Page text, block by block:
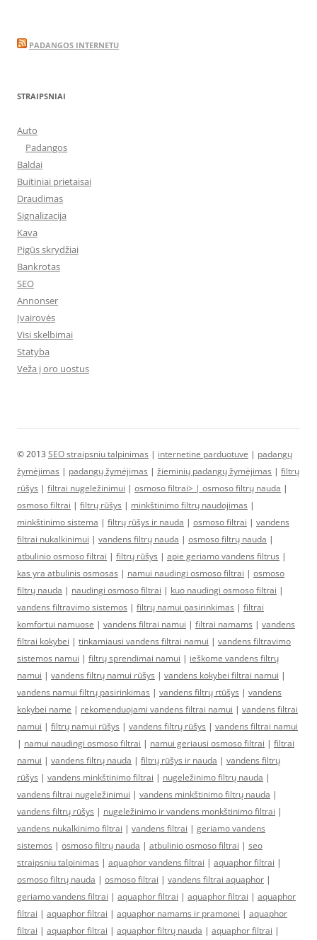
PADANGOS INTERNETU
STRAIPSNIAI
Auto
Padangos
Baldai
Buitiniai prietaisai
Draudimas
Signalizacija
Kava
Pigūs skrydžiai
Bankrotas
SEO
Annonser
Įvairovės
Visi skelbimai
Statyba
Veža į oro uostus
© 2013 SEO straipsniu talpinimas | internetine parduotuve | padangų
žymėjimas | padangų žymėjimas | žieminių padangų žymėjimas | filtrų
rūšys | filtrai nugeležinimui | osmoso filtrai> | osmoso filtrų nauda |
osmoso filtrai | filtrų rūšys | minkštinimo filtrų naudojimas |
minkštinimo sistema | filtrų rūšys ir nauda | osmoso filtrai | vandens
filtrai nukalkinimui | vandens filtrų nauda | osmoso filtrų nauda |
atbulinio osmoso filtrai | filtrų rūšys | apie geriamo vandens filtrus |
kas yra atbulinis osmosas | namui naudingi osmoso filtrai | osmoso
filtrų nauda | naudingi osmoso filtrai | kuo naudingi osmoso filtrai |
vandens filtravimo sistemos | filtrų namui pasirinkimas | filtrai
komfortui namuose | vandens filtrai namui | filtrai namams | vandens
filtrai kokybei | tinkamiausi vandens filtrai namui | vandens filtravimo
sistemos namui | filtrų sprendimai namui | ieškome vandens filtrų
namui | vandens filtrų namui rūšys | vandens kokybei filtrai namui |
vandens namui filtrų pasirinkimas | vandens filtrų rtūšys | vandens
kokybei name | rekomenduojami vandens filtrai namui | vandens filtrai
namui | filtrų namui rūšys | vandens filtrų rūšys | vandens filtrai namui
| namui naudingi osmoso filtrai | namui geriausi osmoso filtrai | filtrai
namui | vandens filtrų nauda | filtrų rūšys ir nauda | vandens filtrų
rūšys | vandens minkštinimo filtrai | nugeležinimo filtrų nauda |
vandens filtrai nugeležinimui | vandens minkštinimo filtrų nauda |
vandens filtrų rūšys | nugeležinimo ir vandens monkštinimo filtrai |
vandens nukalkinimo filtrai | vandens filtrai | geriamo vandens
sistemos | osmoso filtrų nauda | atbulinio osmoso filtrai | seo
straipsniu talpinimas | aquaphor vandens filtrai | aquaphor filtrai |
osmoso filtrų nauda | osmoso filtrai | vandens filtrai aquaphor |
geriamo vandens filtrai | aquaphor filtrai | aquaphor filtrai | aquaphor
filtrai | aquaphor filtrai | aquaphor namams ir pramonei | aquaphor
filtrai | aquaphor filtrai | aquaphor filtrų nauda | aquaphor filtrai |